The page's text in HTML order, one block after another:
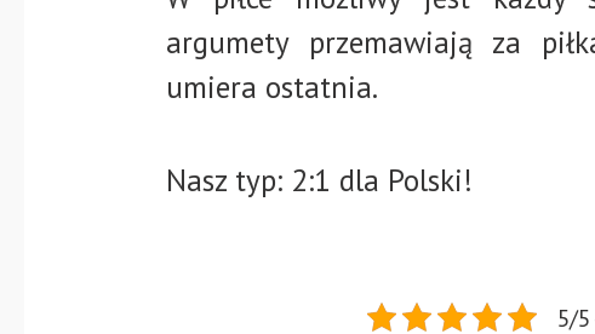
argumety przemawiają za
umiera ostatnia.
Nasz typ: 2:1 dla Polski!
5/5